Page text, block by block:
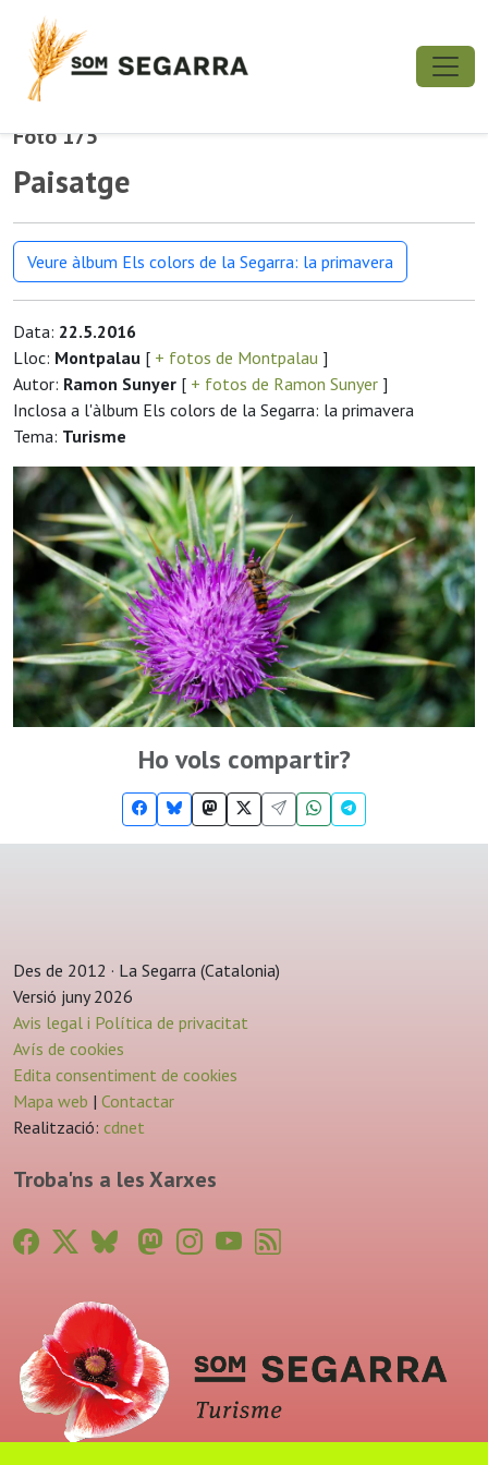
Foto 175
Paisatge
Veure àlbum Els colors de la Segarra: la primavera
Data: 22.5.2016
Lloc: Montpalau [ + fotos de Montpalau ]
Autor: Ramon Sunyer [ + fotos de Ramon Sunyer ]
Inclosa a l'àlbum Els colors de la Segarra: la primavera
Tema: Turisme
Ho vols compartir?
Des de 2012 · La Segarra (Catalonia)
Versió juny 2026
Avis legal i Política de privacitat
Avís de cookies
Edita consentiment de cookies
Mapa web | Contactar
Realització: cdnet
Troba'ns a les Xarxes